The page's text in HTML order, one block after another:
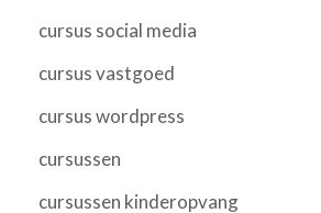
cursus social media
cursus vastgoed
cursus wordpress
cursussen
cursussen kinderopvang